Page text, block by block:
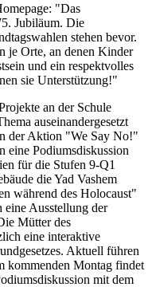
"Das
Jubiläum. Die
stehen bevor.
je Orte, an denen Kinder
und ein respektvolles
sie Unterstützung!"
an der Schule
auseinandergesetzt
der Aktion "We Say No!"
eine Podiumsdiskussion
für die Stufen 9-Q1
die Yad Vashem
während des Holocaust"
eine Ausstellung der
Mütter des
eine interaktive
Aktuell führen
kommenden Montag findet
mit dem